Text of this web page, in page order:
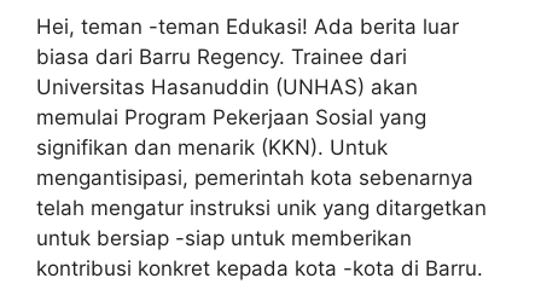
Hei, teman -teman Edukasi! Ada berita luar
biasa dari Barru Regency. Trainee dari
Universitas Hasanuddin (UNHAS) akan
memulai Program Pekerjaan Sosial yang
signifikan dan menarik (KKN). Untuk
mengantisipasi, pemerintah kota sebenarnya
telah mengatur instruksi unik yang ditargetkan
untuk bersiap -siap untuk memberikan
kontribusi konkret kepada kota -kota di Barru.